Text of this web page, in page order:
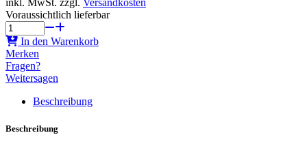
inkl. MwSt. zzgl. Versandkosten
Voraussichtlich lieferbar
In den Warenkorb
Merken
Fragen?
Weitersagen
Beschreibung
Beschreibung